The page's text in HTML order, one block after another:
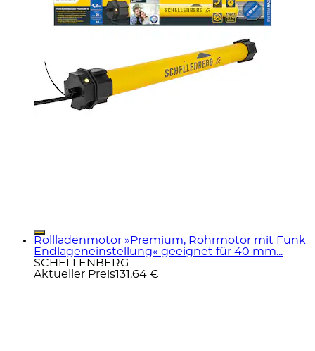
Rollladenmotor »Premium, Rohrmotor mit Funk
Endlageneinstellung« geeignet für 40 mm...
SCHELLENBERG
Aktueller Preis131,64 €